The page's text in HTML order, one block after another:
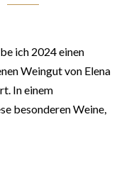
ich 2024 einen
Weingut von Elena
In einem
besonderen Weine,